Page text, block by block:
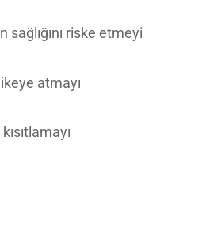
sağlığını riske etmeyi
atmayı